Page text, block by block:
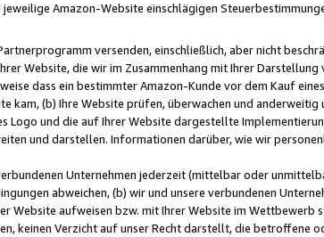
Amazon-Website einschlägigen
versenden, einschließlich, aber nicht
Website, die wir im Zusammenhang mit Ihrer
dass ein bestimmter Amazon-Kunde vor dem Kauf
(b) Ihre Website prüfen, überwachen und anderweitig
Logo und die auf Ihrer Website dargestellte
und darstellen. Informationen darüber, wie wir
Unternehmen jederzeit (mittelbar oder
abweichen, (b) wir und unsere verbundenen
aufweisen bzw. mit Ihrer Website im Wettbewerb
keinen Verzicht auf unser Recht darstellt, die betroffene